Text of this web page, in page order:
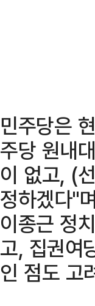
민주당은
주당 원내
이 없고, (
정하겠다"
이종근 정
고, 집권여
인 점도 고